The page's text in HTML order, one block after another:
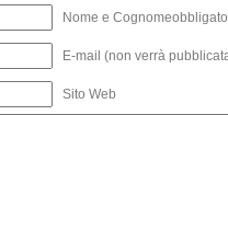
Nome e
E-mail (non verrà
Sito Web